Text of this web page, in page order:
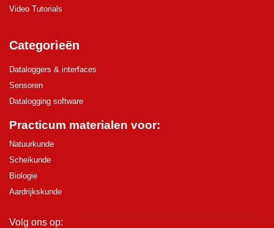
Video Tutorials
Categorieën
Dataloggers & interfaces
Sensoren
Datalogging software
Practicum materialen voor:
Natuurkunde
Scheikunde
Biologie
Aardrijkskunde
Volg ons op: